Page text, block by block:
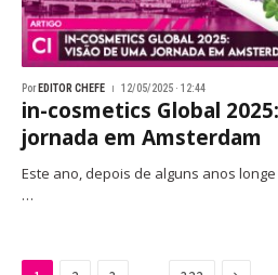
Por EDITOR CHEFE 12/05/2025 · 12:44
in-cosmetics Global
jornada em Amsterdam
Este ano, depois de alguns anos
…